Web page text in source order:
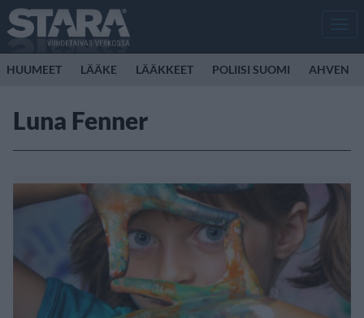
HUUMEET LÄÄKE LÄÄKKEET POLIISI SUOMI AHVEN
Luna Fenner